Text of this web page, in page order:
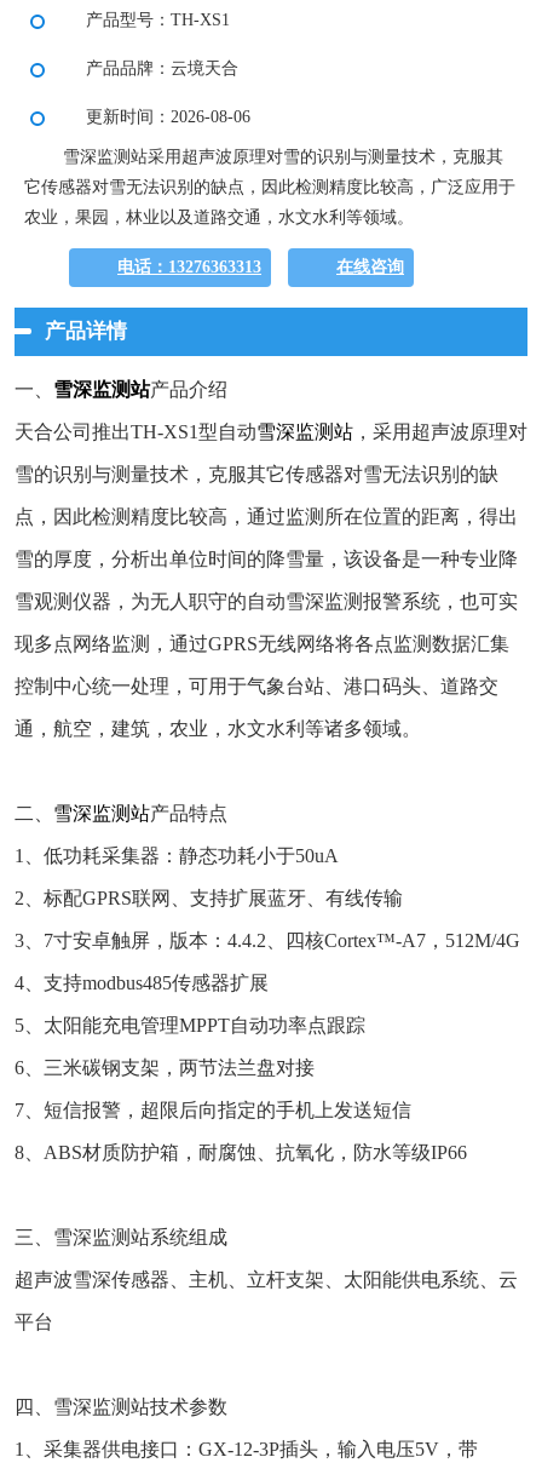
产品型号：TH-XS1
产品品牌：云境天合
更新时间：2026-08-06
雪深监测站采用超声波原理对雪的识别与测量技术，克服其
它传感器对雪无法识别的缺点，因此检测精度比较高，广泛应用于
农业，果园，林业以及道路交通，水文水利等领域。
电话：13276363313 在线咨询
产品详情
一、 雪深监测站产品介绍
天合公司推出TH-XS1型自动雪深监测站 ，采用超声波原理对
雪的识别与测量技术，克服其它传感器对雪无法识别的缺
点，因此检测精度比较高，通过监测所在位置的距离，得出
雪的厚度，分析出单位时间的降雪量，该设备是一种专业降
雪观测仪器，为无人职守的自动雪深监测报警系统，也可实
现多点网络监测，通过GPRS无线网络将各点监测数据汇集
控制中心统一处理，可用于气象台站、港口码头、道路交
通，航空，建筑，农业，水文水利等诸多领域。
二、 雪深监测站产品特点
1、低功耗采集器：静态功耗小于50uA
2、标配GPRS联网、支持扩展蓝牙、有线传输
3、7寸安卓触屏，版本：4.4.2、四核Cortex™-A7，512M/4G
4、支持modbus485传感器扩展
5、太阳能充电管理MPPT自动功率点跟踪
6、三米碳钢支架，两节法兰盘对接
7、短信报警，超限后向指定的手机上发送短信
8、ABS材质防护箱，耐腐蚀、抗氧化，防水等级IP66
三、雪深监测站系统组成
超声波雪深传感器、主机、立杆支架、太阳能供电系统、云
平台
四、雪深监测站技术参数
1、采集器供电接口：GX-12-3P插头，输入电压5V，带